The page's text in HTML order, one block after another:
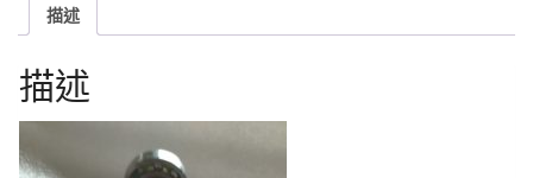
描述
描述